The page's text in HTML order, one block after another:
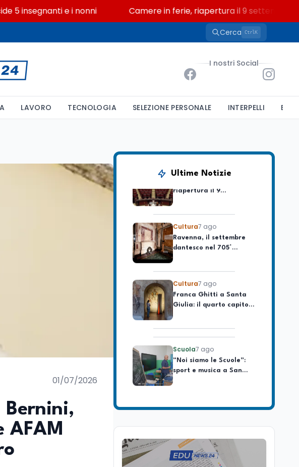
e i nonni Camere in ferie, riapertura il 9 settembre tra
Cerca CtrlK
I nostri Social
LAVORO TECNOLOGIA SELEZIONE PERSONALE INTERPELLI
01/07/2026
AFAM
Ultime Notizie
Scuola7 ago
sport e musica a San
Miniato, STEM a Lerici
Sparatoria a Bangkok:
Camere in ferie,
settembre tra legge
celebrare il governo più
longevo dell’Italia
repubblicana
Cultura7 ago
Ravenna, il settembre
dantesco nel 705°
anniversario della morte
Cultura7 ago
Franca Ghitti a Santa
Giulia: il quarto capitolo
dei Palcoscenici
Scuola7 ago
“Noi siamo le Scuole”:
sport e musica a San
Miniato, STEM a Lerici
Sparatoria a Bangkok:
5 insegnanti e i nonni
Editoriali7 ago
Camere in ferie,